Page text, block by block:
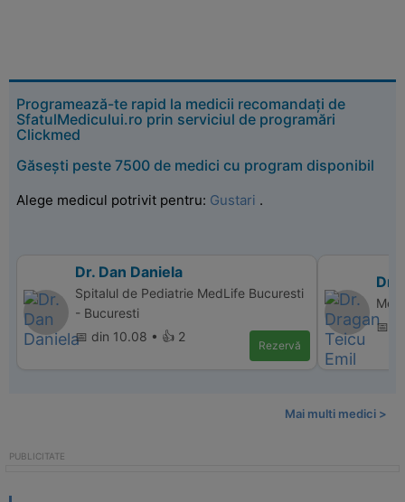
Programează-te rapid la medicii recomandați de
SfatulMedicului.ro prin serviciul de programări
Clickmed
Găsești peste 7500 de medici cu program disponibil
Alege medicul potrivit pentru: Gustari .
Dr. Dan Daniela
Spitalul de Pediatrie MedLife Bucuresti
- Bucuresti
📅 din 10.08 • 👍 2
Rezervă
Dr.
📅
Mai multi medici >